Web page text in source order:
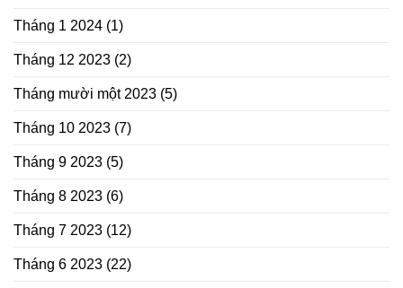
Tháng 1 2024 (1)
Tháng 12 2023 (2)
Tháng mười một 2023 (5)
Tháng 10 2023 (7)
Tháng 9 2023 (5)
Tháng 8 2023 (6)
Tháng 7 2023 (12)
Tháng 6 2023 (22)